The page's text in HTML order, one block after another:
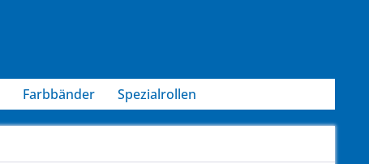
Farbbänder Spezialrollen